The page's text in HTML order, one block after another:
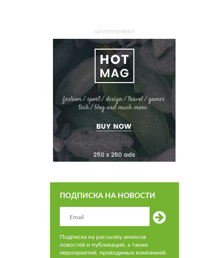
ADVERTISEMENT
ПОДПИСКА НА НОВОСТИ
Подписка на рассылку анонсов
новостей и публикаций, а также
мероприятий, проводимых компанией.